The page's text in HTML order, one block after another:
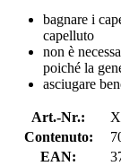
bagnare i
capelluto
non è
poiché la
asciugare
Art.-Nr.:
Contenuto:
EAN: